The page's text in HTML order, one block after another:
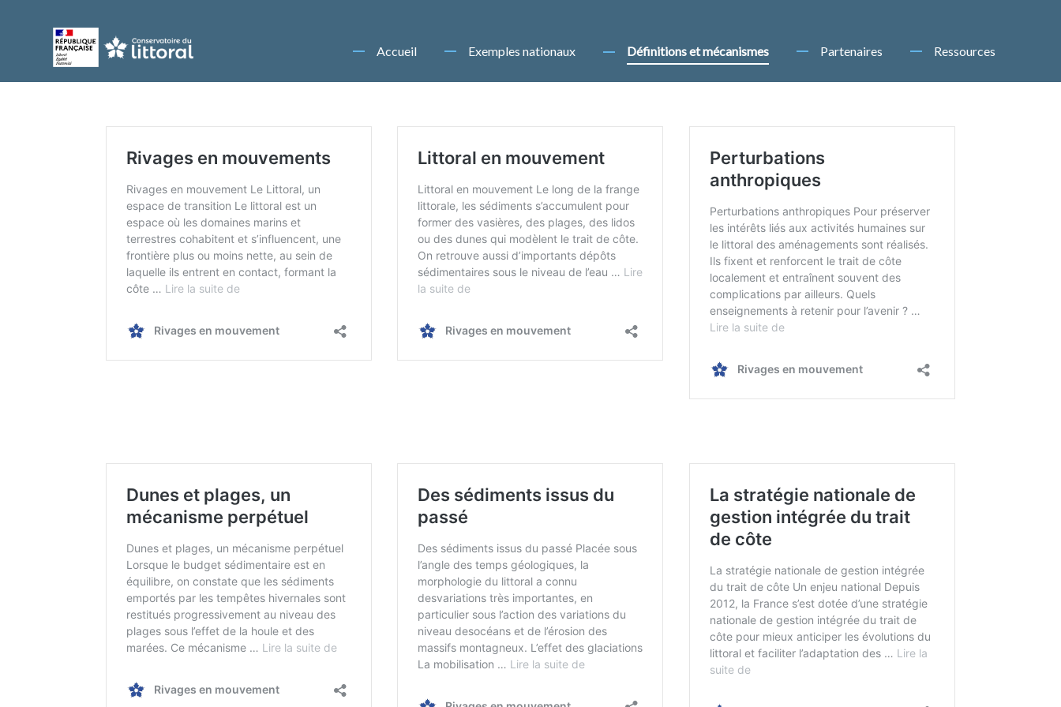
Rivages
en
mouvement
Accueil Exemples nationaux Définitions et mécanismes Partenaires Ressources